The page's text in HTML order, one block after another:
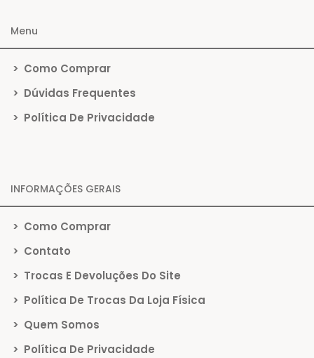
Menu
> Como Comprar
> Dúvidas Frequentes
> Política De Privacidade
INFORMAÇÕES GERAIS
> Como Comprar
> Contato
> Trocas E Devoluções Do Site
> Política De Trocas Da Loja Física
> Quem Somos
> Política De Privacidade